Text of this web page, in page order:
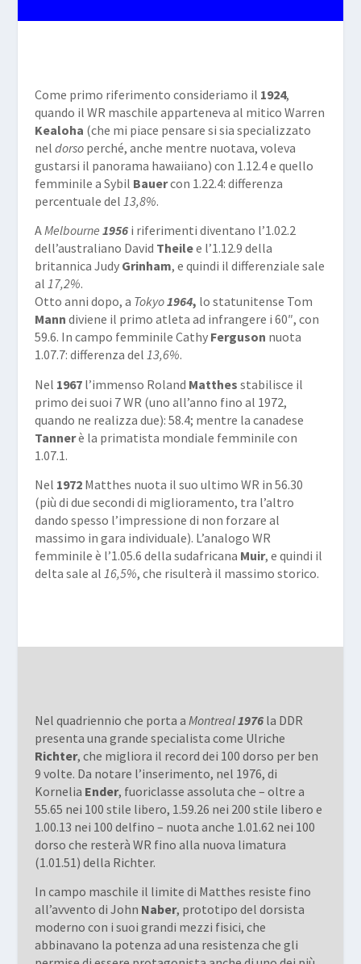
Come primo riferimento consideriamo il 1924,
quando il WR maschile apparteneva al mitico Warren
Kealoha (che mi piace pensare si sia specializzato
nel dorsoperché, anche mentre nuotava, voleva
gustarsi il panorama hawaiiano) con 1.12.4 e quello
femminile a Sybil Bauercon 1.22.4: differenza
percentuale del 13,8%.
AMelbourne 1956i riferimenti diventano l’1.02.2
dell’australiano David Theilee l’1.12.9 della
britannica Judy Grinham, e quindi il differenziale sale
al 17,2%.
Otto anni dopo, a Tokyo1964, lo statunitense Tom
Mann diviene il primo atleta ad infrangere i 60″, con
59.6. In campo femminile Cathy Ferguson nuota
1.07.7: differenza del 13,6%.
Nel 1967l’immenso Roland Matthes stabilisce il
primo dei suoi 7 WR (uno all’anno fino al 1972,
quando ne realizza due): 58.4; mentre la canadese
Tannerè la primatista mondiale femminile con
1.07.1.
Nel 1972Matthes nuota il suo ultimo WR in 56.30
(più di due secondi di miglioramento, tra l’altro
dando spesso l’impressione di non forzare al
massimo in gara individuale). L’analogo WR
femminile è l’1.05.6 della sudafricana Muir, e quindi il
delta sale al 16,5%, che risulterà il massimo storico.
Nel quadriennio che porta a Montreal1976la DDR
presenta una grande specialista come Ulriche
Richter, che migliora il record dei 100 dorso per ben
9 volte. Da notare l’inserimento, nel 1976, di
Kornelia Ender, fuoriclasse assoluta che – oltre a
55.65 nei 100 stile libero, 1.59.26 nei 200 stile libero e
1.00.13 nei 100 delfino – nuota anche 1.01.62 nei 100
dorso che resterà WR fino alla nuova limatura
(1.01.51) della Richter.
In campo maschile il limite di Matthes resiste fino
all’avvento di John Naber, prototipo del dorsista
moderno con i suoi grandi mezzi fisici, che
abbinavano la potenza ad una resistenza che gli